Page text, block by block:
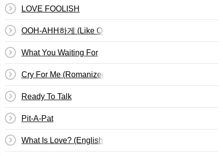
LOVE FOOLISH
OOH-AHH하게 (Like OOH-AHH)
What You Waiting For
Cry For Me (Romanized)
Ready To Talk
Pit-A-Pat
What Is Love? (English Translation)